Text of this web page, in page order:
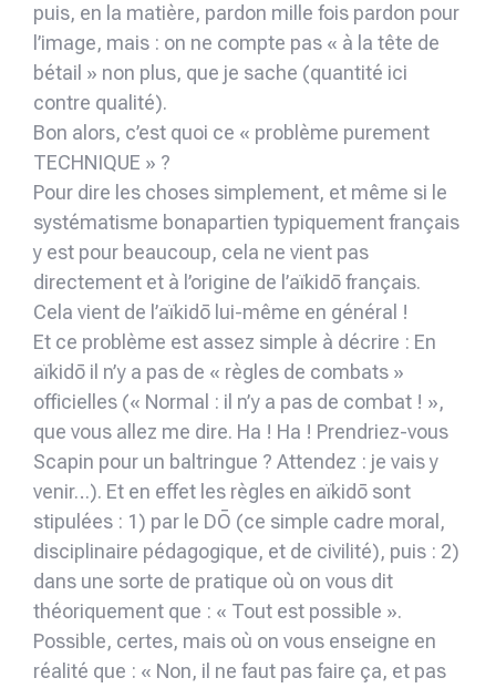
puis, en la matière, pardon mille fois pardon pour
l’image, mais : on ne compte pas « à la tête de
bétail » non plus, que je sache (quantité ici
contre qualité).
Bon alors, c’est quoi ce « problème purement
TECHNIQUE » ?
Pour dire les choses simplement, et même si le
systématisme bonapartien typiquement français
y est pour beaucoup, cela ne vient pas
directement et à l’origine de l’aïkidō français.
Cela vient de l’aïkidō lui-même en général !
Et ce problème est assez simple à décrire : En
aïkidō il n’y a pas de « règles de combats »
officielles (« Normal : il n’y a pas de combat ! »,
que vous allez me dire. Ha ! Ha ! Prendriez-vous
Scapin pour un baltringue ? Attendez : je vais y
venir…). Et en effet les règles en aïkidō sont
stipulées : 1) par le DŌ (ce simple cadre moral,
disciplinaire pédagogique, et de civilité), puis : 2)
dans une sorte de pratique où on vous dit
théoriquement que : « Tout est possible ».
Possible, certes, mais où on vous enseigne en
réalité que : « Non, il ne faut pas faire ça, et pas